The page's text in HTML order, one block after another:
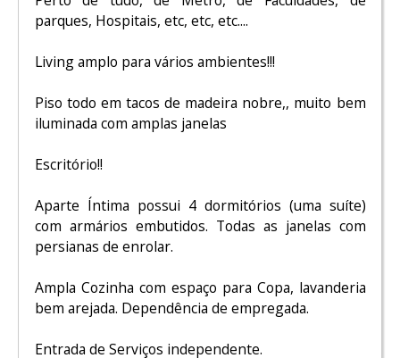
parques, Hospitais, etc, etc, etc....
Living amplo para vários ambientes!!!
Piso todo em tacos de madeira nobre,, muito bem
iluminada com amplas janelas
Escritório!!
Aparte Íntima possui 4 dormitórios (uma suíte)
com armários embutidos. Todas as janelas com
persianas de enrolar.
Ampla Cozinha com espaço para Copa, lavanderia
bem arejada. Dependência de empregada.
Entrada de Serviços independente.